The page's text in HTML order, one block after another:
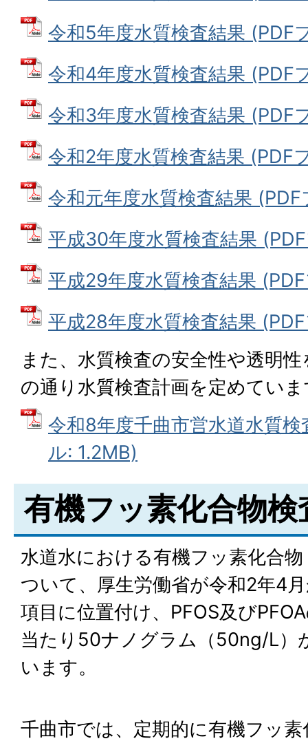
令和5年度水質検査結果 (PDF
令和4年度水質検査結果 (PDF
令和3年度水質検査結果 (PDF
令和2年度水質検査結果 (PDF
令和元年度水質検査結果
平成30年度水質検査結果
平成29年度水質検査結果
平成28年度水質検査結果
また、水質検査の安全性や透明
の通り水質検査計画を定めてい
令和8年度千曲市営水道水質
ル: 1.2MB)
有機フッ素化合物
水道水における有機フッ素化合
ついて、厚生労働省が令和2年4
項目に位置付け、PFOS及び
当たり50ナノグラム（50ng/L）
います。
千曲市では、定期的に有機フッ